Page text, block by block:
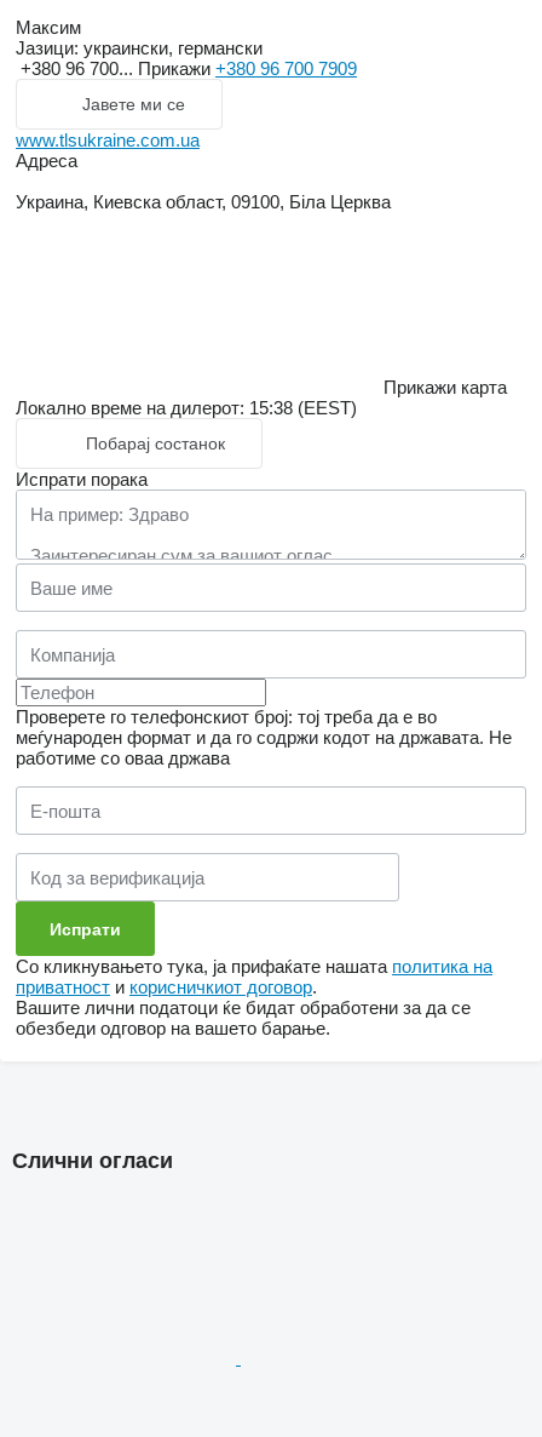
Максим
Јазици: украински, германски
+380 96 700... Прикажи +380 96 700 7909
Јавете ми се
www.tlsukraine.com.ua
Адреса
Украина, Киевска област, 09100, Біла Церква
Прикажи карта
Локално време на дилерот: 15:38 (EEST)
Побарај состанок
Испрати порака
Проверете го телефонскиот број: тој треба да е во
меѓународен формат и да го содржи кодот на државата. Не
работиме со оваа држава
Со кликнувањето тука, ја прифаќате нашата политика на
приватност и корисничкиот договор.
Вашите лични податоци ќе бидат обработени за да се
обезбеди одговор на вашето барање.
Слични огласи